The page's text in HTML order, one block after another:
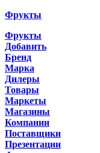
Фрукты
Фрукты
Добавить
Бренд
Марка
Дилеры
Товары
Маркеты
Магазины
Компании
Поставщики
Презентации